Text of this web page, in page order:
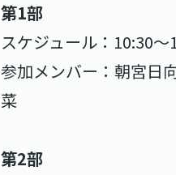
第1部
スケジュール：10:30〜
参加メンバー：朝宮日
菜
第2部